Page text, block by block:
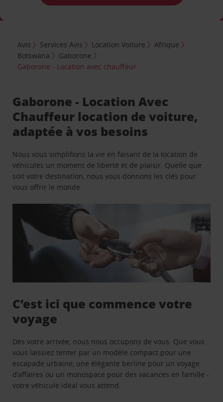
Avis Services Avis Location Voiture
Afrique
Botswana
Gaborone
Gaborone - Location avec chauffeur
Gaborone - Location Avec
Chauffeur location de voiture,
adaptée à vos besoins
Nous vous simplifions la vie en faisant de la location de
véhicules un moment de liberté et de plaisir. Quelle que
soit votre destination, nous vous donnons les clés pour
vous offrir le monde.
C’est ici que commence votre
voyage
Dès votre arrivée, nous nous occupons de vous. Que vous
vous laissiez tenter par un modèle compact pour une
escapade urbaine, une élégante berline pour un voyage
d’affaires ou un monospace pour des vacances en famille -
votre véhicule idéal vous attend.